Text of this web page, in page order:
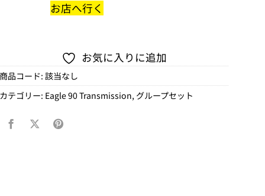
お店へ行く
お気に入りに追加
商品コード:該当なし
カテゴリー: Eagle 90 Transmission, グループセット